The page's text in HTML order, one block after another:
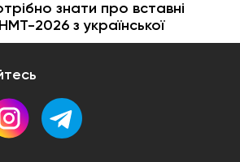
знати про вставні
2026 з української